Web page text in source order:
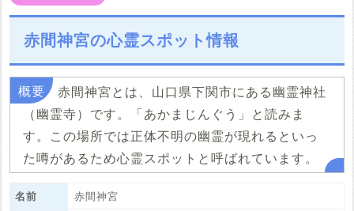
赤間神宮の心霊スポット情報
赤間神宮とは、山口県下関市にある幽霊神社
（幽霊寺）です。「あかまじんぐう」と読みま
す。この場所では正体不明の幽霊が現れるといっ
た噂があるため心霊スポットと呼ばれています。
名前 赤間神宮